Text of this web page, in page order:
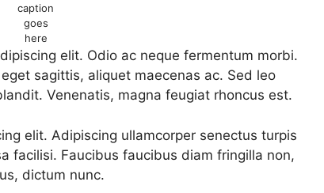
caption
goes
here
elit. Odio ac neque fermentum morbi.
sagittis, aliquet maecenas ac. Sed leo
Venenatis, magna feugiat rhoncus est.
elit. Adipiscing ullamcorper senectus turpis
facilisi. Faucibus faucibus diam fringilla non,
dictum nunc.